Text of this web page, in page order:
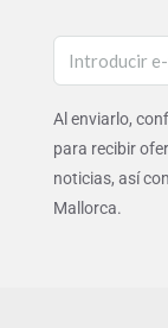
Al enviarlo,
para recibir
noticias, así
Mallorca.